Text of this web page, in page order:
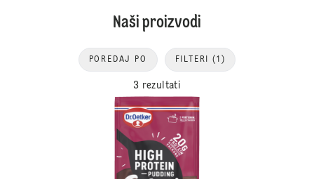
Naši proizvodi
3 rezultati
POREDAJ PO FILTERI (1)